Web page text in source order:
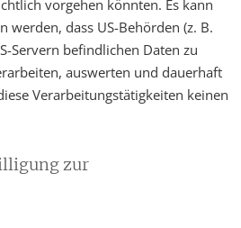
vorgehen könnten. Es kann
werden, dass US-Behörden (z. B.
Servern befindlichen Daten zu
auswerten und dauerhaft
Verarbeitungstätigkeiten keinen
zur